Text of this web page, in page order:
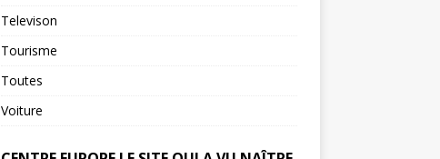
Televison
Tourisme
Toutes
Voiture